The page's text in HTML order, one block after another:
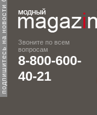
подпишитесь на новости брендов
Звоните по всем
вопросам
8-800-600-
40-21